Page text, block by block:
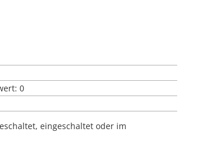
0
eingeschaltet oder im